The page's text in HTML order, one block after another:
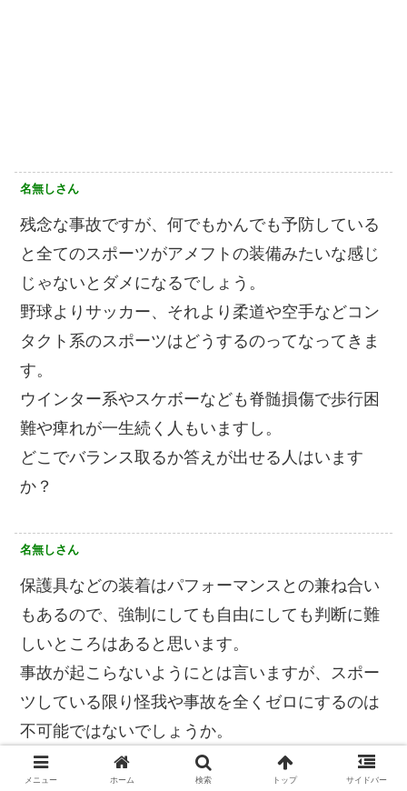
名無しさん
残念な事故ですが、何でもかんでも予防している
と全てのスポーツがアメフトの装備みたいな感じ
じゃないとダメになるでしょう。
野球よりサッカー、それより柔道や空手などコン
タクト系のスポーツはどうするのってなってきま
す。
ウインター系やスケボーなども脊髄損傷で歩行困
難や痺れが一生続く人もいますし。
どこでバランス取るか答えが出せる人はいます
か？
名無しさん
保護具などの装着はパフォーマンスとの兼ね合い
もあるので、強制にしても自由にしても判断に難
しいところはあると思います。
事故が起こらないようにとは言いますが、スポー
ツしている限り怪我や事故を全くゼロにするのは
不可能ではないでしょうか。
メニュー ホーム 検索 トップ サイドバー